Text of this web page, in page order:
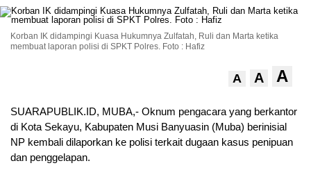
Korban IK didampingi Kuasa Hukumnya Zulfatah, Ruli dan Marta ketika
membuat laporan polisi di SPKT Polres. Foto : Hafiz
A A A
SUARAPUBLIK.ID, MUBA,- Oknum pengacara yang berkantor
di Kota Sekayu, Kabupaten Musi Banyuasin (Muba) berinisial
NP kembali dilaporkan ke polisi terkait dugaan kasus penipuan
dan penggelapan.